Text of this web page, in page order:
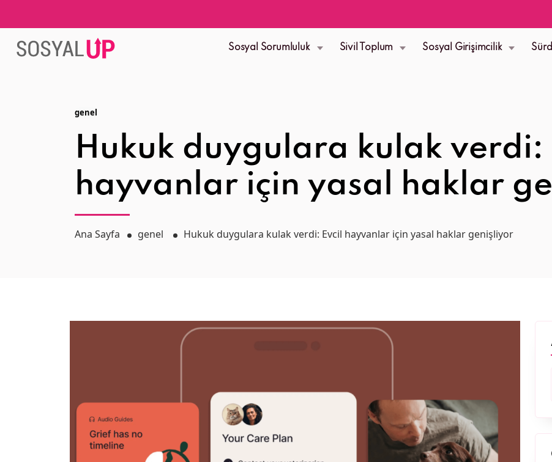
Sosyal Sorumluluk Sivil Toplum Sosyal Girişimcilik
genel
Hukuk duygulara kulak verdi:
hayvanlar için yasal haklar
Ana Sayfa genel Hukuk duygulara kulak verdi: Evcil hayvanlar için yasal haklar genişliyor